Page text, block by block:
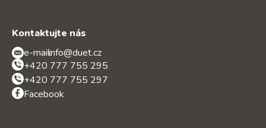
Kontaktujte nás
e-mail:info@duet.cz
+420 777 755 295
+420 777 755 297
Facebook